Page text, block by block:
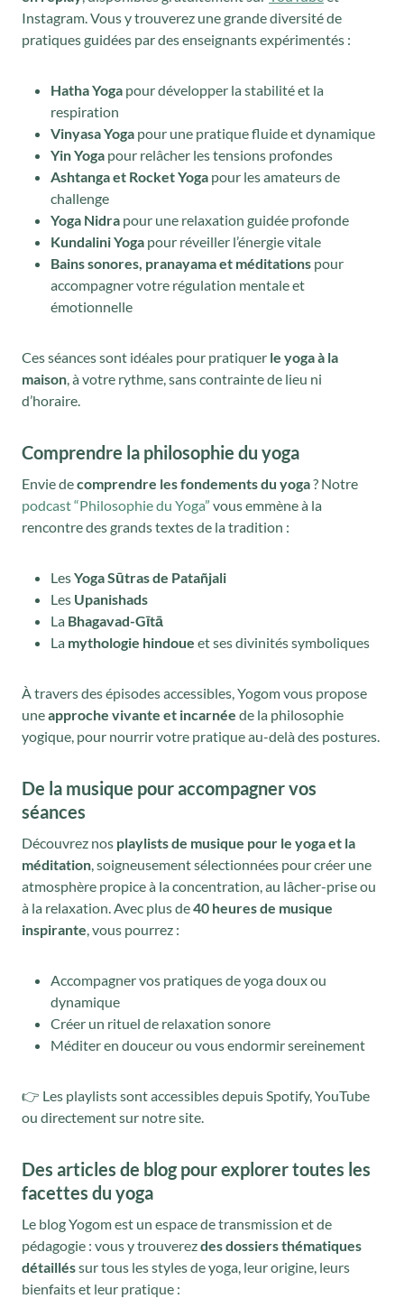
Instagram. Vous y trouverez une grande diversité de
pratiques guidées par des enseignants expérimentés :
Hatha Yoga pour développer la stabilité et la
respiration
Vinyasa Yoga pour une pratique fluide et dynamique
Yin Yoga pour relâcher les tensions profondes
Ashtanga et Rocket Yoga pour les amateurs de
challenge
Yoga Nidra pour une relaxation guidée profonde
Kundalini Yoga pour réveiller l’énergie vitale
Bains sonores, pranayama et méditations pour
accompagner votre régulation mentale et
émotionnelle
Ces séances sont idéales pour pratiquer le yoga à la
maison, à votre rythme, sans contrainte de lieu ni
d’horaire.
Comprendre la philosophie du yoga
Envie decomprendre les fondements du yoga? Notre
podcast “Philosophie du Yoga” vous emmène à la
rencontre des grands textes de la tradition :
LesYoga Sūtras de Patañjali
Les Upanishads
La Bhagavad-Gītā
La mythologie hindoue et ses divinités symboliques
À travers des épisodes accessibles, Yogom vous propose
uneapproche vivante et incarnée de la philosophie
yogique, pour nourrir votre pratique au-delà des postures.
De la musique pour accompagner vos
séances
Découvrez nos playlists de musique pour le yoga et la
méditation, soigneusement sélectionnées pour créer une
atmosphère propice à la concentration, au lâcher-prise ou
à la relaxation. Avec plus de40 heures de musique
inspirante, vous pourrez :
Accompagner vos pratiques de yoga doux ou
dynamique
Créer un rituel de relaxation sonore
Méditer en douceur ou vous endormir sereinement
👉 Les playlists sont accessibles depuis Spotify, YouTube
ou directement sur notre site.
Des articles de blog pour explorer toutes les
facettes du yoga
Le blog Yogom est un espace de transmission et de
pédagogie : vous y trouverezdes dossiers thématiques
détailléssur tous les styles de yoga, leur origine, leurs
bienfaits et leur pratique :